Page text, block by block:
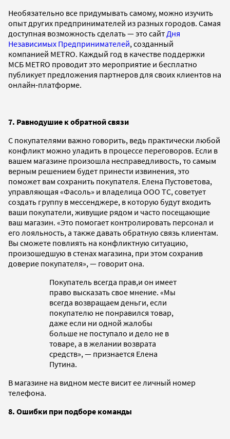
Необязательно все придумывать самому, можно изучить
опыт других предпринимателей из разных городов. Самая
доступная возможность сделать — это сайт Дня
Независимых Предпринимателей, созданный
компанией METRO. Каждый год в качестве поддержки
МСБ METRO проводит это мероприятие и бесплатно
публикует предложения партнеров для своих клиентов на
онлайн-платформе.
7. Равнодушие к обратной связи
С покупателями важно говорить, ведь практически любой
конфликт можно уладить в процессе переговоров. Если в
вашем магазине произошла несправедливость, то самым
верным решением будет принести извинения, это
поможет вам сохранить покупателя. Елена Пустоветова,
управляющая «Фасоль» и владелица ООО ТС, советует
создать группу в мессенджере, в которую будут входить
ваши покупатели, живущие рядом и часто посещающие
ваш магазин. «Это помогает контролировать персонал и
его лояльность, а также давать обратную связь клиентам.
Вы сможете повлиять на конфликтную ситуацию,
произошедшую в стенах магазина, при этом сохранив
доверие покупателя», — говорит она.
Покупатель всегда прав,и он имеет
право высказать свое мнение. «Мы
всегда возвращаем деньги, если
покупателю не понравился товар,
даже если ни одной жалобы
больше не поступало и дело не в
товаре, а в желании возврата
средств», — признается Елена
Путина.
В магазине на видном месте висит ее личный номер
телефона.
8. Ошибки при подборе команды